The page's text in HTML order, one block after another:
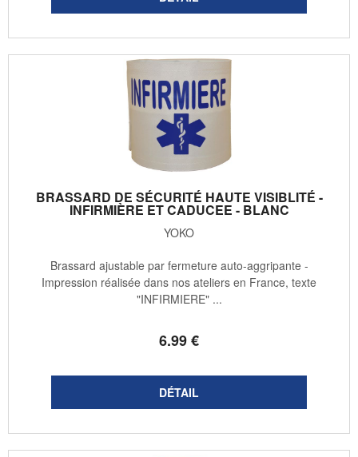
BRASSARD DE SÉCURITÉ HAUTE VISIBLITÉ -
INFIRMIÈRE ET CADUCEE - BLANC
YOKO
6.99€
Brassard ajustable par fermeture auto-aggripante -
Impression réalisée dans nos ateliers en France, texte
"INFIRMIERE" ...